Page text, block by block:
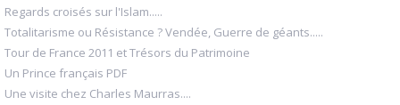
Regards croisés sur l'Islam.....
Totalitarisme ou Résistance ? Vendée, Guerre de géants.....
Tour de France 2011 et Trésors du Patrimoine
Un Prince français PDF
Une visite chez Charles Maurras....